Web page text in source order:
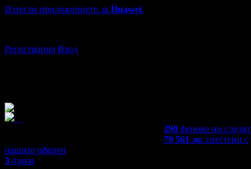
Изтегли приложението за Huawei.
Регистрация Вход
290 фенове ни следят
79 561лв. спестени с
нашите оферти
3 приза